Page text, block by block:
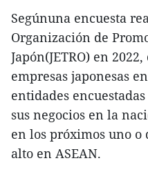
Segúnuna encuesta
Organización de
Japón(JETRO) en
empresas japonesas
entidades
sus negocios en la
en los próximos uno o
alto en ASEAN.